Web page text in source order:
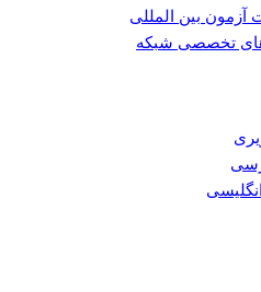
آزمون بین المللی
تخصصی شبکه